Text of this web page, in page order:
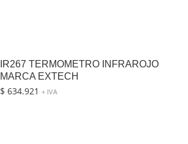
IR267 TERMOMETRO INFRAROJO
MARCA EXTECH
$ 634.921 + IVA